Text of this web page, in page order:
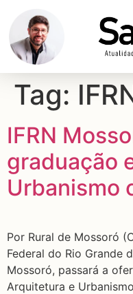
Tag:
IFRN
graduação
Urbanismo
Por Rural de Mossoró
Federal do Rio Grande
Mossoró, passará a
Arquitetura e